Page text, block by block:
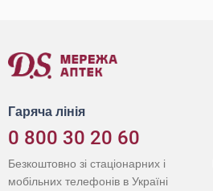
Гаряча лінія
0 800 30 20 60
Безкоштовно зі стаціонарних і
мобільних телефонів в Україні